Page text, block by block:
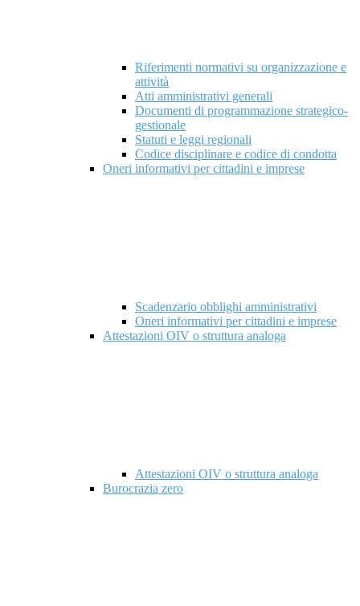
Riferimenti normativi su organizzazione e
attività
Atti amministrativi generali
Documenti di programmazione strategico-
gestionale
Statuti e leggi regionali
Codice disciplinare e codice di condotta
Oneri informativi per cittadini e imprese
Scadenzario obblighi amministrativi
Oneri informativi per cittadini e imprese
Attestazioni OIV o struttura analoga
Attestazioni OIV o struttura analoga
Burocrazia zero